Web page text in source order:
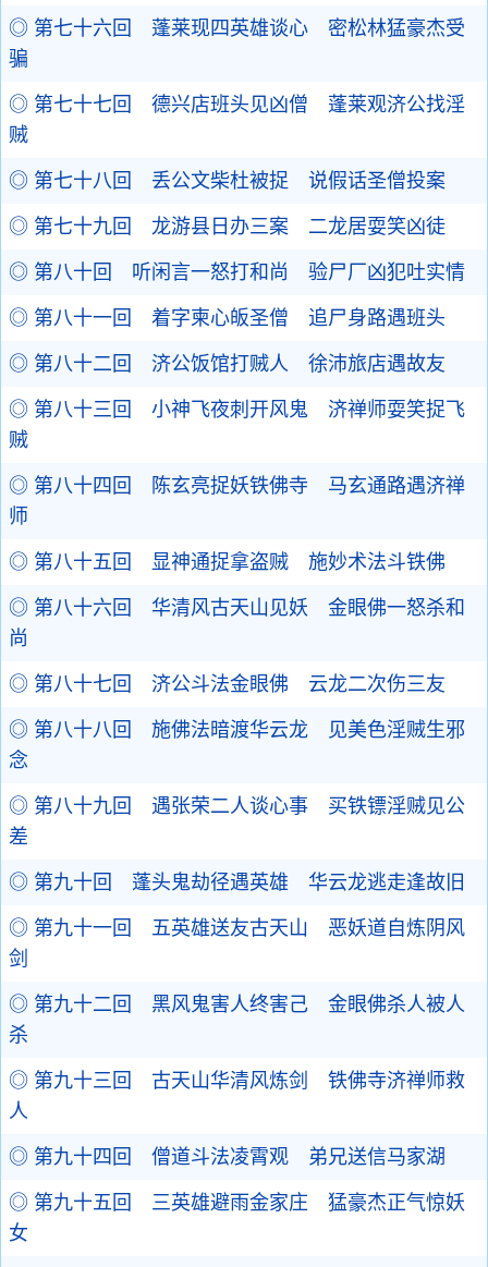
◎ 第七十六回 蓬莱现四英雄谈心 密松林猛豪杰受
骗
◎ 第七十七回 德兴店班头见凶僧 蓬莱观济公找淫
贼
◎ 第七十八回 丢公文柴杜被捉 说假话圣僧投案
◎ 第七十九回 龙游县日办三案 二龙居耍笑凶徒
◎ 第八十回 听闲言一怒打和尚 验尸厂凶犯吐实情
◎ 第八十一回 着字柬心皈圣僧 追尸身路遇班头
◎ 第八十二回 济公饭馆打贼人 徐沛旅店遇故友
◎ 第八十三回 小神飞夜刺开风鬼 济禅师耍笑捉飞
贼
◎ 第八十四回 陈玄亮捉妖铁佛寺 马玄通路遇济禅
师
◎ 第八十五回 显神通捉拿盗贼 施妙术法斗铁佛
◎ 第八十六回 华清风古天山见妖 金眼佛一怒杀和
尚
◎ 第八十七回 济公斗法金眼佛 云龙二次伤三友
◎ 第八十八回 施佛法暗渡华云龙 见美色淫贼生邪
念
◎ 第八十九回 遇张荣二人谈心事 买铁镖淫贼见公
差
◎ 第九十回 蓬头鬼劫径遇英雄 华云龙逃走逢故旧
◎ 第九十一回 五英雄送友古天山 恶妖道自炼阴风
剑
◎ 第九十二回 黑风鬼害人终害己 金眼佛杀人被人
杀
◎ 第九十三回 古天山华清风炼剑 铁佛寺济禅师救
人
◎ 第九十四回 僧道斗法凌霄观 弟兄送信马家湖
◎ 第九十五回 三英雄避雨金家庄 猛豪杰正气惊妖
女